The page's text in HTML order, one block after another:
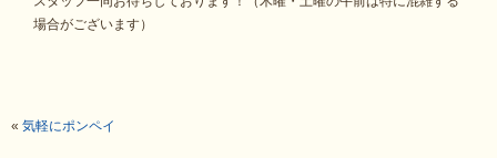
場合がございます）
« 気軽にポンペイ